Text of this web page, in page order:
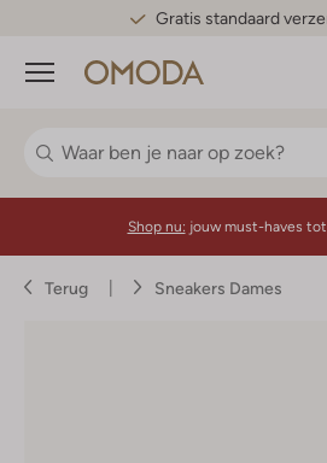
Gratis standaard
Menu
Shop nu: jouw must-haves
Terug Sneakers Dames